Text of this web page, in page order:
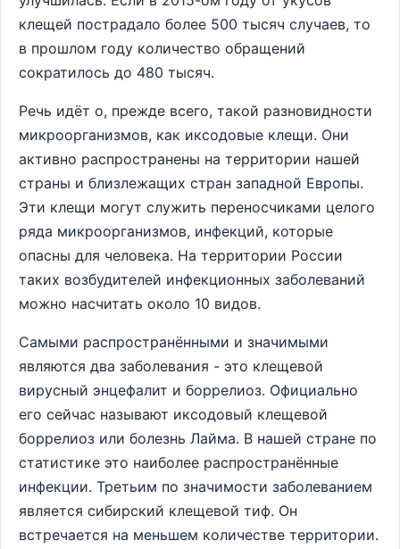
клещей пострадало более 500 тысяч случаев, то
в прошлом году количество обращений
сократилось до 480 тысяч.
Речь идёт о, прежде всего, такой разновидности
микроорганизмов, как иксодовые клещи. Они
активно распространены на территории нашей
страны и близлежащих стран западной Европы.
Эти клещи могут служить переносчиками целого
ряда микроорганизмов, инфекций, которые
опасны для человека. На территории России
таких возбудителей инфекционных заболеваний
можно насчитать около 10 видов.
Самыми распространёнными и значимыми
являются два заболевания - это клещевой
вирусный энцефалит и боррелиоз. Официально
его сейчас называют иксодовый клещевой
боррелиоз или болезнь Лайма. В нашей стране по
статистике это наиболее распространённые
инфекции. Третьим по значимости заболеванием
является сибирский клещевой тиф. Он
встречается на меньшем количестве территории.